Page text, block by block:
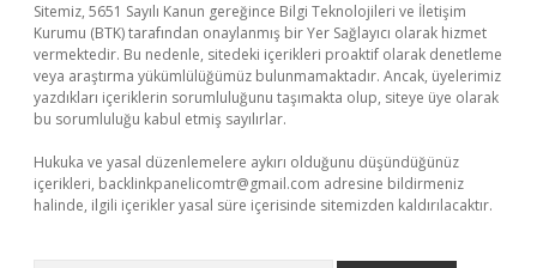
Sitemiz, 5651 Sayılı Kanun gereğince Bilgi Teknolojileri ve İletişim
Kurumu (BTK) tarafından onaylanmış bir Yer Sağlayıcı olarak hizmet
vermektedir. Bu nedenle, sitedeki içerikleri proaktif olarak denetleme
veya araştırma yükümlülüğümüz bulunmamaktadır. Ancak, üyelerimiz
yazdıkları içeriklerin sorumluluğunu taşımakta olup, siteye üye olarak
bu sorumluluğu kabul etmiş sayılırlar.
Hukuka ve yasal düzenlemelere aykırı olduğunu düşündüğünüz
içerikleri, backlinkpanelicomtr@gmail.com adresine bildirmeniz
halinde, ilgili içerikler yasal süre içerisinde sitemizden kaldırılacaktır.